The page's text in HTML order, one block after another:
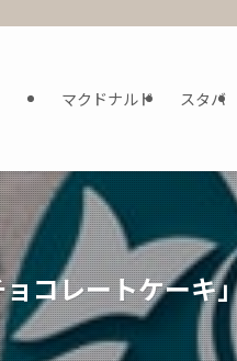
マクドナルド スタバ
コレートケーキ